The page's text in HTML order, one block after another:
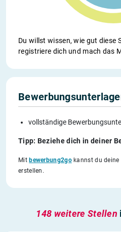
Du willst wissen, wie gut diese
registriere dich und mach das
vollständige
Tipp: Beziehe dich in deiner
Mitbewerbung2gokannst du deine
erstellen.
148 weitere Stellen